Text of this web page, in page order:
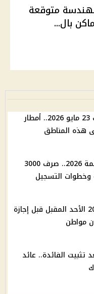
رياضة 2026: الهندسة متوقعة
حالة الطقس غدًا السبت 23 مايو 2026.. أمطار
هذه المناطق
منحة العمالة غير المنتظمة 2026.. صرف 3000
وخطوات التسجيل
صرف معاشات يونيو 2026 الأحد المقبل قبل إجازة
تثبيت الفائدة.. عائد